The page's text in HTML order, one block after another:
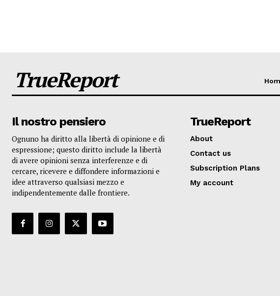
TrueReport
Il nostro pensiero
Ognuno ha diritto alla libertà di opinione e di
espressione; questo diritto include la libertà
di avere opinioni senza interferenze e di
cercare, ricevere e diffondere informazioni e
idee attraverso qualsiasi mezzo e
indipendentemente dalle frontiere.
TrueReport
About
Contact us
Subscription Plans
My account